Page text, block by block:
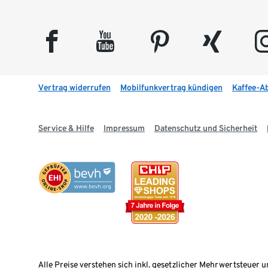
facebook youtube pinterest xing
Vertrag widerrufen Mobilfunkvertrag kündigen Kaffee-
Service & Hilfe Impressum Datenschutz und Sicherheit
Alle Preise verstehen sich inkl. gesetzlicher Mehrwertsteuer